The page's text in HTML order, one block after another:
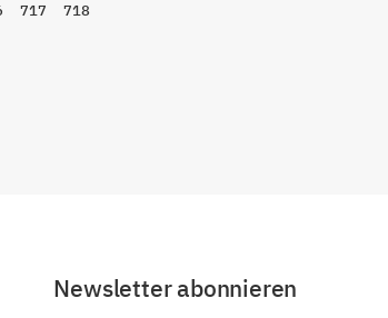
SeiteZur Seite
717 Zur Seite
718
Newsletter abonnieren